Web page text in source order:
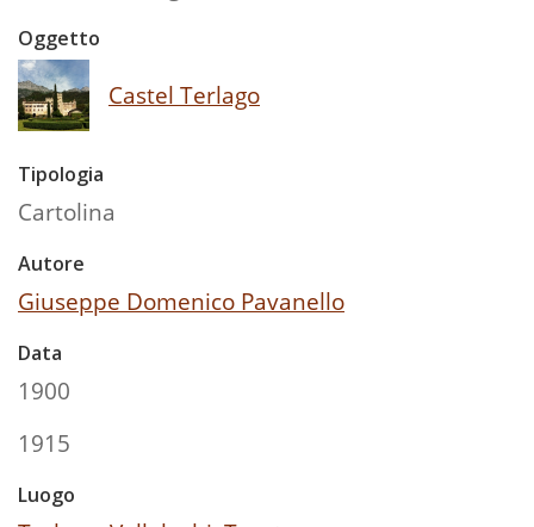
Oggetto
Castel Terlago
Tipologia
Cartolina
Autore
Giuseppe Domenico Pavanello
Data
1900
1915
Luogo